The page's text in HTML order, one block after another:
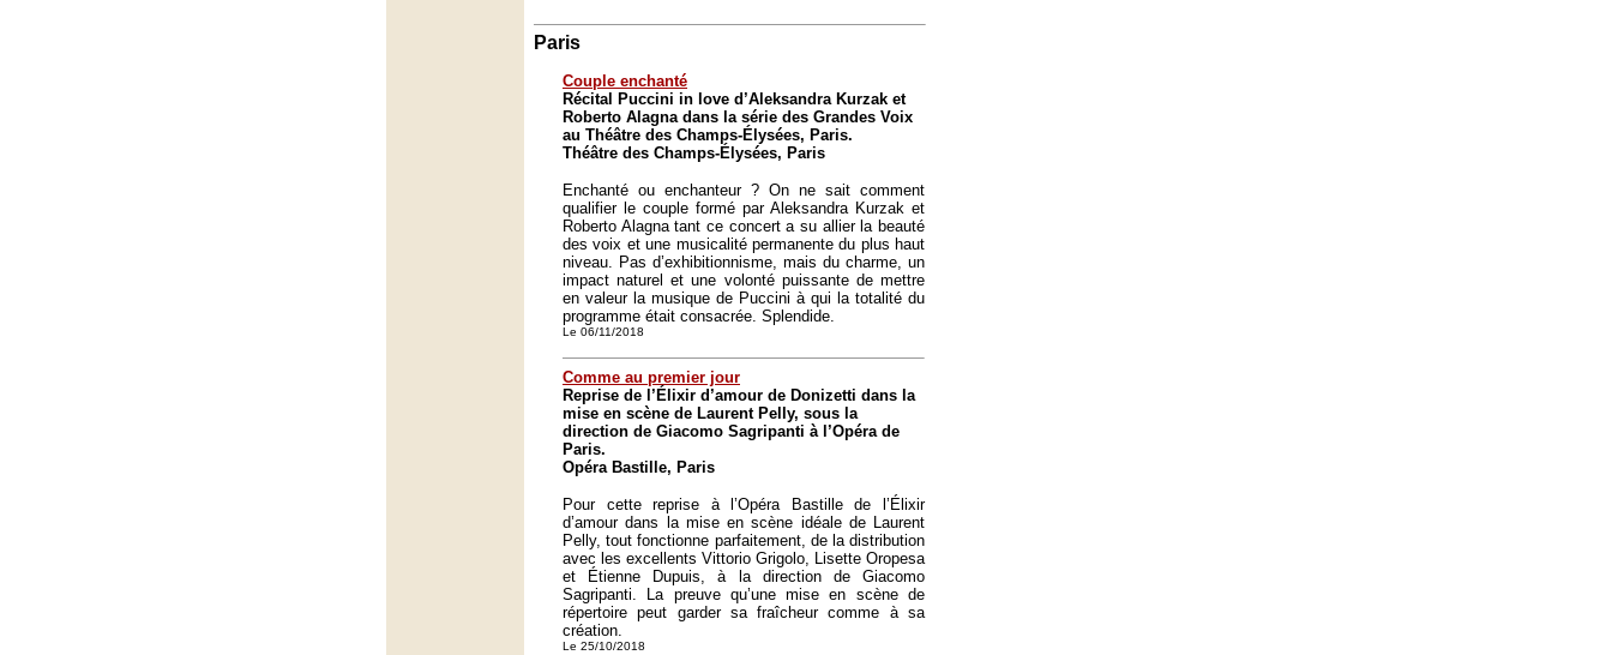
Paris
Couple enchanté
Récital Puccini in love d’Aleksandra Kurzak et
Roberto Alagna dans la série des Grandes Voix
au Théâtre des Champs-Élysées, Paris.
Théâtre des Champs-Élysées, Paris
Enchanté ou enchanteur ? On ne sait comment
qualifier le couple formé par Aleksandra Kurzak et
Roberto Alagna tant ce concert a su allier la beauté
des voix et une musicalité permanente du plus haut
niveau. Pas d’exhibitionnisme, mais du charme, un
impact naturel et une volonté puissante de mettre
en valeur la musique de Puccini à qui la totalité du
programme était consacrée. Splendide.
Le 06/11/2018
Comme au premier jour
Reprise de l’Élixir d’amour de Donizetti dans la
mise en scène de Laurent Pelly, sous la
direction de Giacomo Sagripanti à l’Opéra de
Paris.
Opéra Bastille, Paris
Pour cette reprise à l’Opéra Bastille de l’Élixir
d’amour dans la mise en scène idéale de Laurent
Pelly, tout fonctionne parfaitement, de la distribution
avec les excellents Vittorio Grigolo, Lisette Oropesa
et Étienne Dupuis, à la direction de Giacomo
Sagripanti. La preuve qu’une mise en scène de
répertoire peut garder sa fraîcheur comme à sa
création.
Le 25/10/2018